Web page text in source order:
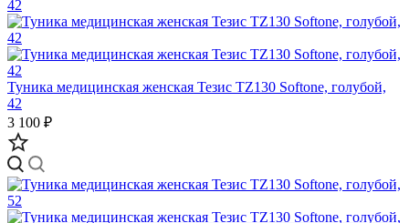
Туника медицинская женская Тезис TZ130 Softone, голубой,
42
3 100 ₽